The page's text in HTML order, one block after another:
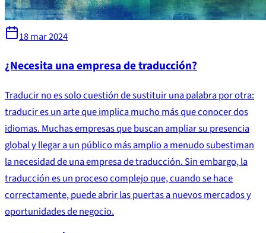
18 mar 2024
¿Necesita una empresa de traducción?
Traducir no es solo cuestión de sustituir una palabra por otra:
traducir es un arte que implica mucho más que conocer dos
idiomas. Muchas empresas que buscan ampliar su presencia
global y llegar a un público más amplio a menudo subestiman
la necesidad de una empresa de traducción. Sin embargo, la
traducción es un proceso complejo que, cuando se hace
correctamente, puede abrir las puertas a nuevos mercados y
oportunidades de negocio.